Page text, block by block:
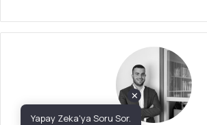
✕
Yapay Zeka'ya Soru Sor.